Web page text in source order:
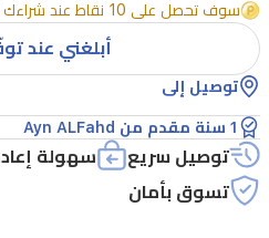
سرعة
وكفاءة
عالية
الشحن
مع
منافذ
سوف تحصل على 10 نقاط عند شراءك هذا المنتج
أبلغني عند
توصيل إلى
1 سنة مقدم من Ayn ALFahd
توصيل سريع سهولة
تسوق بأمان